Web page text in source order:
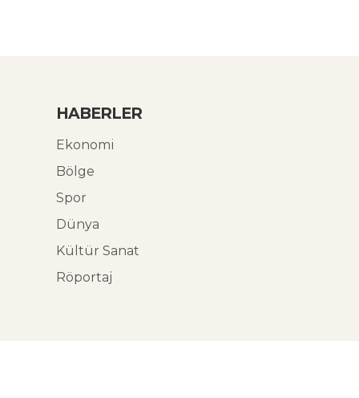
HABERLER
Ekonomi
Bölge
Spor
Dünya
Kültür Sanat
Röportaj